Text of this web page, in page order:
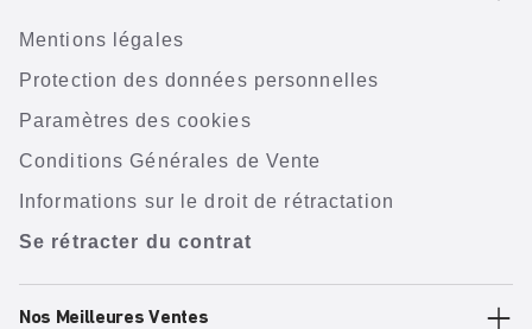
Mentions légales
Protection des données personnelles
Paramètres des cookies
Conditions Générales de Vente
Informations sur le droit de rétractation
Se rétracter du contrat
Nos Meilleures Ventes